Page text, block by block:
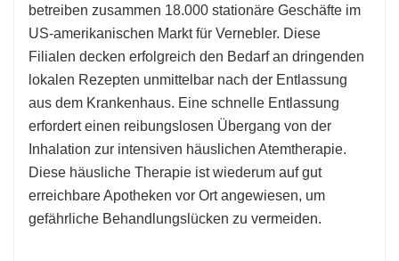
betreiben zusammen 18.000 stationäre Geschäfte im
US-amerikanischen Markt für Vernebler. Diese
Filialen decken erfolgreich den Bedarf an dringenden
lokalen Rezepten unmittelbar nach der Entlassung
aus dem Krankenhaus. Eine schnelle Entlassung
erfordert einen reibungslosen Übergang von der
Inhalation zur intensiven häuslichen Atemtherapie.
Diese häusliche Therapie ist wiederum auf gut
erreichbare Apotheken vor Ort angewiesen, um
gefährliche Behandlungslücken zu vermeiden.